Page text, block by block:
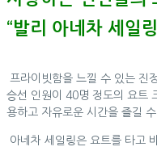
“발리 아네차 세일
프라이빗함을 느낄 수 있는 진
승선 인원이 40명 정도의 요트
용하고 자유로운 시간을 즐길 수
아네차 세일링은 요트를 타고